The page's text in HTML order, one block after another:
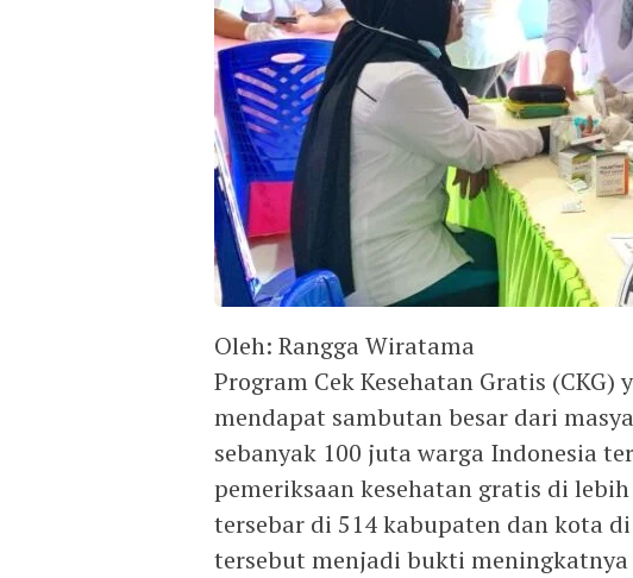
Oleh: Rangga Wiratama
Program Cek Kesehatan Gratis
mendapat sambutan besar dari
sebanyak 100 juta warga Indonesia
pemeriksaan kesehatan gratis di
tersebar di 514 kabupaten dan kota
tersebut menjadi bukti